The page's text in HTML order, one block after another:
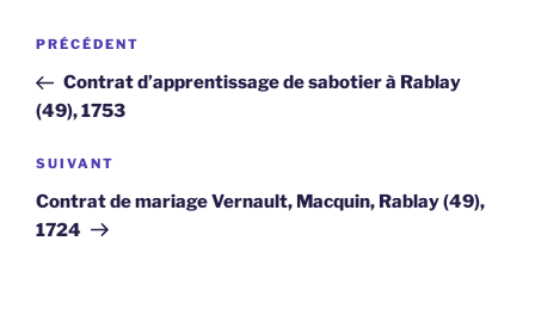
Navigation
l’article
Article
précédent
PRÉCÉDENT
Contrat d’apprentissage de sabotier à Rablay
(49), 1753
Article
suivant
SUIVANT
Contrat de mariage Vernault, Macquin, Rablay (49),
1724